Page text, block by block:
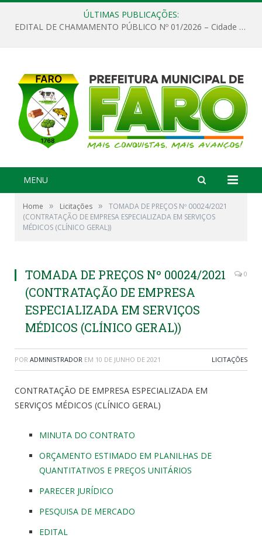
ÚLTIMAS PUBLICAÇÕES:
EDITAL DE CHAMAMENTO PÚBLICO Nº 01/2026 – Cidade de Faro
MENU
Home » Licitações »
TOMADA DE PREÇOS Nº 00024/2021
(CONTRATAÇÃO DE EMPRESA ESPECIALIZADA EM SERVIÇOS
MÉDICOS (CLÍNICO GERAL))
TOMADA DE PREÇOS Nº 00024/2021
(CONTRATAÇÃO DE EMPRESA
ESPECIALIZADA EM SERVIÇOS
MÉDICOS (CLÍNICO GERAL))
0
POR ADMINISTRADOR EM 10 DE JUNHO DE 2021 LICITAÇÕES
CONTRATAÇÃO DE EMPRESA ESPECIALIZADA EM
SERVIÇOS MÉDICOS (CLÍNICO GERAL)
MINUTA DO CONTRATO
ORÇAMENTO ESTIMADO EM PLANILHAS DE
QUANTITATIVOS E PREÇOS UNITÁRIOS
PARECER JURÍDICO
PESQUISA DE MERCADO
EDITAL